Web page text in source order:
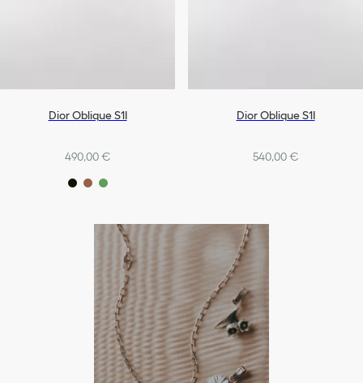
Dior Oblique S1I
490,00 €
Dior Oblique S1I
540,00 €